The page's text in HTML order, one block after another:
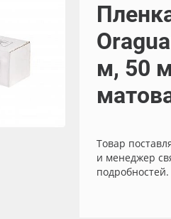
м, 50
Товар
и менеджер
подробностей.